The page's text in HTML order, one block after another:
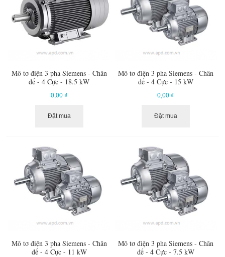
Mô tơ điện 3 pha Siemens - Chân
đế - 4 Cực - 18.5 kW
0,00 ₫
Đặt mua
Mô tơ điện 3 pha Siemens - Chân
đế - 4 Cực - 15 kW
0,00 ₫
Đặt mua
Mô tơ điện 3 pha Siemens - Chân
đế - 4 Cực - 11 kW
Mô tơ điện 3 pha Siemens - Chân
đế - 4 Cực - 7.5 kW